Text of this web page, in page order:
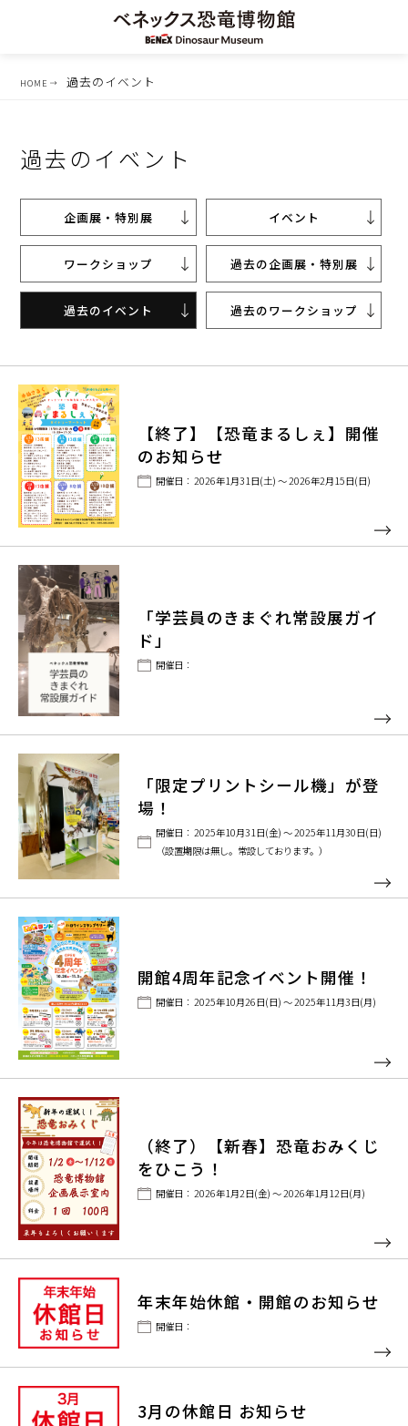
HOME 過去のイベント
過去のイベント
企画展・特別展 イベント
ワークショップ 過去の企画展・特別展
過去のイベント 過去のワークショップ
【終了】【恐竜まるしぇ】開催
のお知らせ
開催日： 2026年1月31日(土) ～ 2026年2月15日(日)
「学芸員のきまぐれ常設展ガイ
ド」
開催日：
「限定プリントシール機」が登
場！
開催日： 2025年10月31日(金) ～ 2025年11月30日(日)
（設置期限は無し。常設しております。）
開館4周年記念イベント開催！
開催日： 2025年10月26日(日) ～ 2025年11月3日(月)
（終了）【新春】恐竜おみくじ
をひこう！
開催日： 2026年1月2日(金) ～ 2026年1月12日(月)
年末年始休館・開館のお知らせ
開催日：
3月の休館日 お知らせ